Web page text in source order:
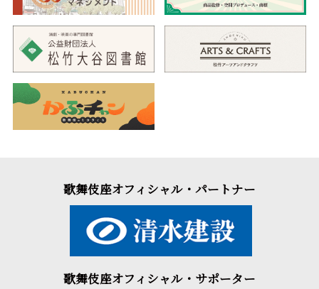
歌舞伎座オフィシャル・パートナー
歌舞伎座オフィシャル・サポーター